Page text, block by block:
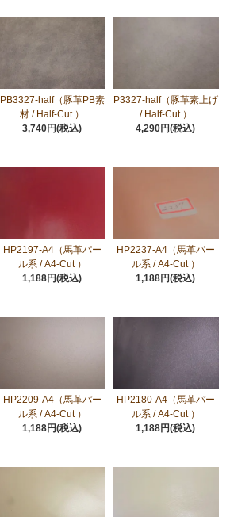
PB3327-half（豚革PB素
材 / Half-Cut ）
3,740円(税込)
P3327-half（豚革素上げ
/ Half-Cut ）
4,290円(税込)
HP2197-A4（馬革パー
ル系 / A4-Cut ）
1,188円(税込)
HP2237-A4（馬革パー
ル系 / A4-Cut ）
1,188円(税込)
HP2209-A4（馬革パー
ル系 / A4-Cut ）
1,188円(税込)
HP2180-A4（馬革パー
ル系 / A4-Cut ）
1,188円(税込)